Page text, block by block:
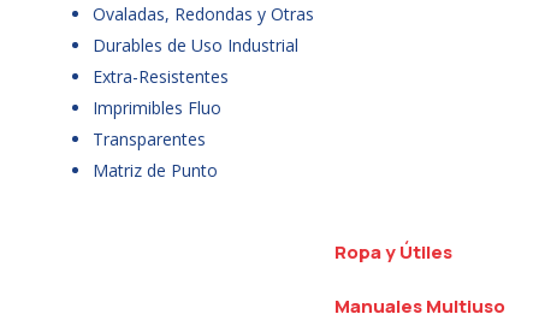
Ovaladas, Redondas y Otras
Durables de Uso Industrial
Extra-Resistentes
Imprimibles Fluo
Transparentes
Matriz de Punto
Ropa y Útiles
Manuales Multiuso